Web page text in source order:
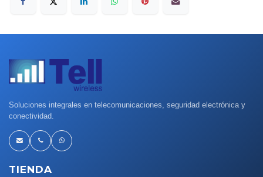
Soluciones integrales en telecomunicaciones, seguridad electrónica y
conectividad.
TIENDA